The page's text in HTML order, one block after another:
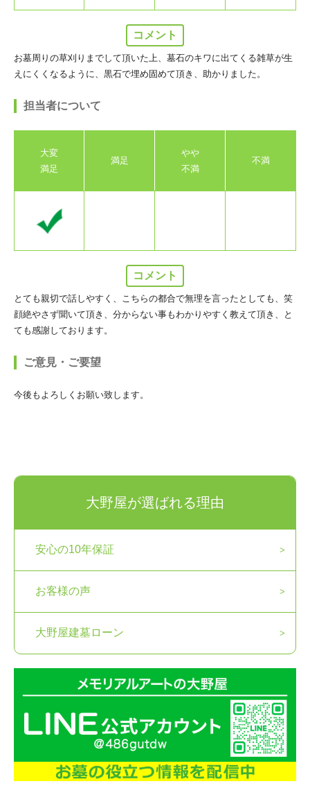
コメント
お墓周りの草刈りまでして頂いた上、墓石のキワに出てくる雑草が生
えにくくなるように、黒石で埋め固めて頂き、助かりました。
担当者について
大変
満足
満足
やや
不満
不満
コメント
とても親切で話しやすく、こちらの都合で無理を言ったとしても、笑
顔絶やさず聞いて頂き、分からない事もわかりやすく教えて頂き、と
ても感謝しております。
ご意見・ご要望
今後もよろしくお願い致します。
大野屋が選ばれる理由
安心の10年保証
お客様の声
大野屋建墓ローン